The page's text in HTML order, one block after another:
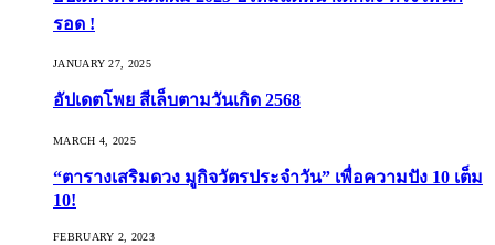
รอด !
JANUARY 27, 2025
อัปเดตโพย สีเล็บตามวันเกิด 2568
MARCH 4, 2025
“ตารางเสริมดวง มูกิจวัตรประจำวัน” เพื่อความปัง 10 เต็ม
10!
FEBRUARY 2, 2023